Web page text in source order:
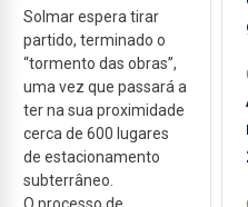
Solmar espera tirar
partido, terminado o
“tormento das obras”,
uma vez que passará a
ter na sua proximidade
cerca de 600 lugares
de estacionamento
subterrâneo.
O processo de